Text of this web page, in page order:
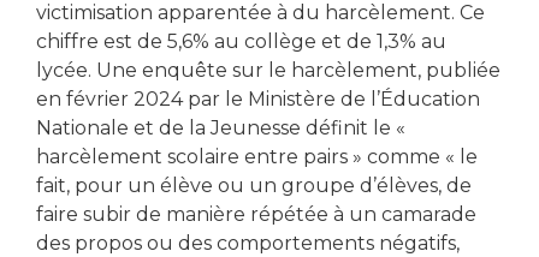
victimisation apparentée à du harcèlement. Ce
chiffre est de 5,6% au collège et de 1,3% au
lycée. Une enquête sur le harcèlement, publiée
en février 2024 par le Ministère de l’Éducation
Nationale et de la Jeunesse définit le «
harcèlement scolaire entre pairs » comme « le
fait, pour un élève ou un groupe d’élèves, de
faire subir de manière répétée à un camarade
des propos ou des comportements négatifs,